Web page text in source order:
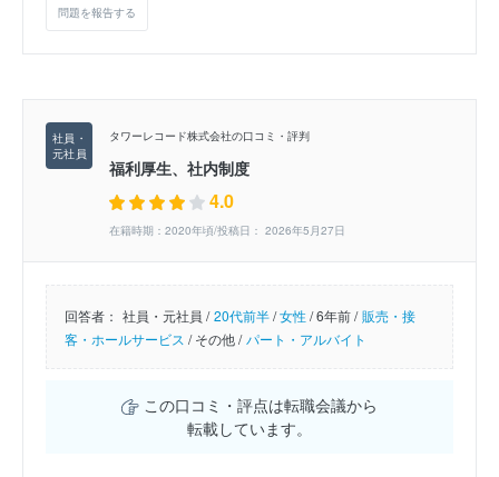
問題を報告する
タワーレコード株式会社の口コミ・評判
福利厚生、社内制度
4.0
在籍時期：2020年頃/投稿日： 2026年5月27日
回答者： 社員・元社員 / 20代前半/女性/6年前 / 販売・接
客・ホールサービス /その他 / パート・アルバイト
この口コミ・評点は転職会議から
転載しています。